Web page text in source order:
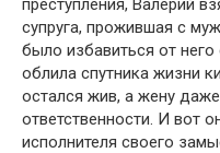
преступления, Валерий
супруга, прожившая с
было избавиться от
облила спутника жизни
остался жив, а жену
ответственности. И вот
исполнителя своего